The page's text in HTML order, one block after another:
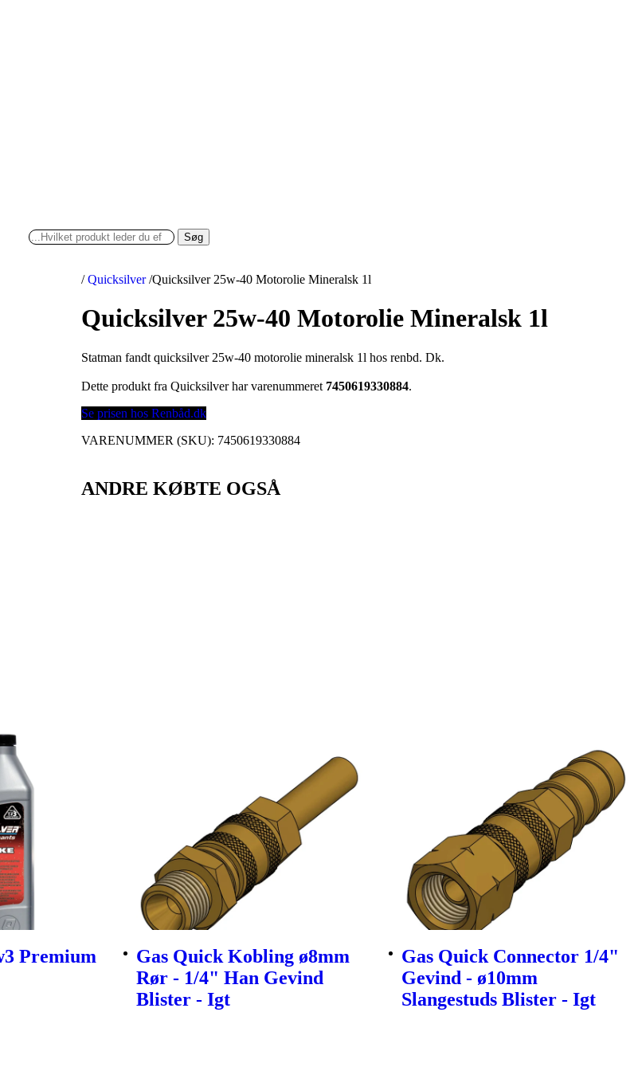
Søg
/ Quicksilver /Quicksilver 25w-40 Motorolie Mineralsk 1l
Quicksilver 25w-40 Motorolie Mineralsk 1l
Statman fandt quicksilver 25w-40 motorolie mineralsk 1l hos renbd. Dk.
Dette produkt fra Quicksilver har varenummeret 7450619330884.
Se prisen hos Renbåd.dk
VARENUMMER (SKU): 7450619330884
ANDRE KØBTE OGSÅ
Premium
Gas Quick Kobling ø8mm
Rør - 1/4" Han Gevind
Blister - Igt
Gas Quick Connector 1/4"
Gevind - ø10mm
Slangestuds Blister - Igt